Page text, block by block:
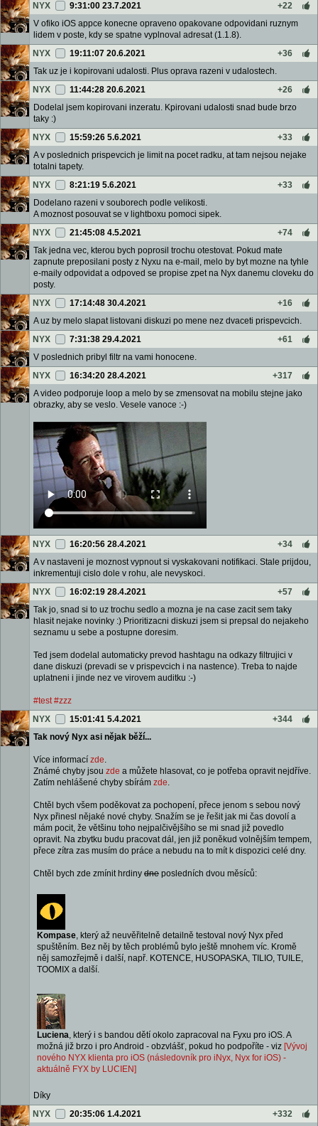
NYX 9:31:00 23.7.2021
+22
V ofiko iOS appce konecne opraveno opakovane odpovidani ruznym
lidem v poste, kdy se spatne vyplnoval adresat (1.1.8).
NYX
19:11:07 20.6.2021
+36
Tak uz je i kopirovani udalosti. Plus oprava razeni v udalostech.
NYX
11:44:28 20.6.2021
+26
Dodelal jsem kopirovani inzeratu. Kpirovani udalosti snad bude brzo
taky :)
NYX
15:59:26 5.6.2021
+33
A v poslednich prispevcich je limit na pocet radku, at tam nejsou nejake
totalni tapety.
NYX
8:21:19 5.6.2021
+33
Dodelano razeni v souborech podle velikosti.
A moznost posouvat se v lightboxu pomoci sipek.
NYX
21:45:08 4.5.2021
+74
Tak jedna vec, kterou bych poprosil trochu otestovat. Pokud mate
zapnute preposilani posty z Nyxu na e-mail, melo by byt mozne na tyhle
e-maily odpovidat a odpoved se propise zpet na Nyx danemu cloveku do
posty.
NYX
17:14:48 30.4.2021
+16
A uz by melo slapat listovani diskuzi po mene nez dvaceti prispevcich.
NYX
7:31:38 29.4.2021
+61
V poslednich pribyl filtr na vami honocene.
NYX
16:34:20 28.4.2021
+317
A video podporuje loop a melo by se zmensovat na mobilu stejne jako
obrazky, aby se veslo. Vesele vanoce :-)
NYX 16:20:56 28.4.2021
+34
A v nastaveni je moznost vypnout si vyskakovani notifikaci. Stale prijdou,
inkrementuji cislo dole v rohu, ale nevyskoci.
NYX
16:02:19 28.4.2021
+57
Tak jo, snad si to uz trochu sedlo a mozna je na case zacit sem taky
hlasit nejake novinky :) Prioritizacni diskuzi jsem si prepsal do nejakeho
seznamu u sebe a postupne doresim.
Ted jsem dodelal automaticky prevod hashtagu na odkazy filtrujici v
dane diskuzi (prevadi se v prispevcich i na nastence). Treba to najde
uplatneni i jinde nez ve virovem auditku :-)
#test #zzz
NYX
15:01:41 5.4.2021
+344
Tak nový Nyx asi nějak běží...
Více informací zde.
Známé chyby jsou zde a můžete hlasovat, co je potřeba opravit nejdříve.
Zatím nehlášené chyby sbírám zde.
Chtěl bych všem poděkovat za pochopení, přece jenom s sebou nový
Nyx přinesl nějaké nové chyby. Snažím se je řešit jak mi čas dovolí a
mám pocit, že většinu toho nejpalčivějšího se mi snad již povedlo
opravit. Na zbytku budu pracovat dál, jen již poněkud volnějším tempem,
přece zítra zas musím do práce a nebudu na to mít k dispozici celé dny.
Chtěl bych zde zmínit hrdiny dne posledních dvou měsíců:
Kompase, který až neuvěřitelně detailně testoval nový Nyx před
spuštěním. Bez něj by těch problémů bylo ještě mnohem víc. Kromě
něj samozřejmě i další, např. KOTENCE, HUSOPASKA, TILIO, TUILE,
TOOMIX a další.
Luciena, který i s bandou dětí okolo zapracoval na Fyxu pro iOS. A
možná již brzo i pro Android - obzvlášť, pokud ho podpoříte - viz [Vývoj
nového NYX klienta pro iOS (následovník pro iNyx, Nyx for iOS) -
aktuálně FYX by LUCIEN]
Díky
NYX
20:35:06 1.4.2021 +332